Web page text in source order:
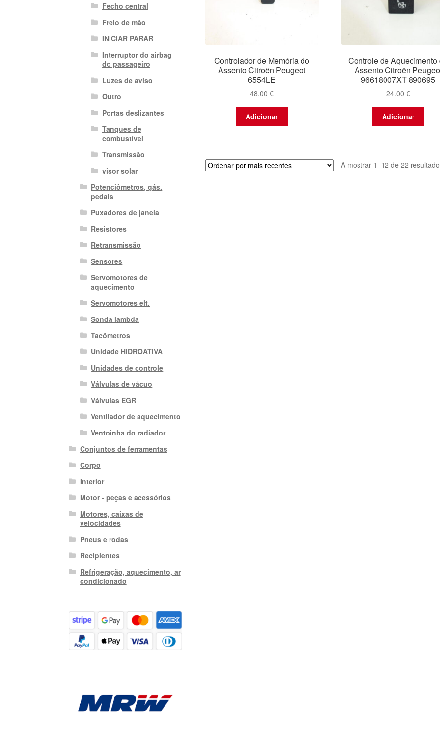
Controlador de Memória do
Assento Citroën Peugeot
6554LE
48.00€
Adicionar
Controle de Aquecimento
Assento Citroën
96618007XT 890695
24.00 €
Adicionar
A mostrar 1–12 de 22
Fecho central
Freio de mão
INICIAR PARAR
Interruptor do airbag
do passageiro
Luzes de aviso
Outro
Portas deslizantes
Tanques de
combustível
Transmissão
visor solar
Potenciômetros, gás.
pedais
Puxadores de janela
Resistores
Retransmissão
Sensores
Servomotores de
aquecimento
Servomotores elt.
Sonda lambda
Tacômetros
Unidade HIDROATIVA
Unidades de controle
Válvulas de vácuo
Válvulas EGR
Ventilador de aquecimento
Ventoinha do radiador
Conjuntos de ferramentas
Corpo
Interior
Motor - peças e acessórios
Motores, caixas de
velocidades
Pneus e rodas
Recipientes
Refrigeração, aquecimento, ar
condicionado